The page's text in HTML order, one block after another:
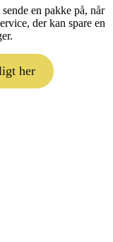
en pakke på, når
der kan spare en
her